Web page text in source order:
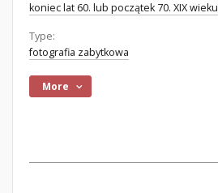
koniec lat 60. lub początek 70. XIX wieku
Type:
fotografia zabytkowa
More